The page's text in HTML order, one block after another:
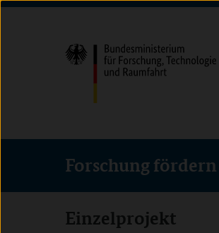
Direkt
(Eingabetaste)
Direkt
(Eingabetaste)
Direkt
(Eingabetaste)
Forschung fördern
Einzelprojekt